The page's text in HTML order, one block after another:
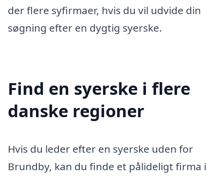
der flere syfirmaer, hvis du vil udvide din
søgning efter en dygtig syerske.
Find en syerske i flere
danske regioner
Hvis du leder efter en syerske uden for
Brundby, kan du finde et pålideligt firma i